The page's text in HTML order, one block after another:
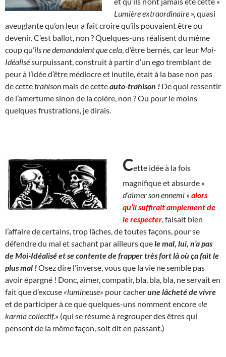
Lumièreextraordinaire », quasi
aveuglante qu’on leur a fait croire qu’ils pouvaient être ou
devenir. C’est ballot, non ? Quelques-uns réalisent du même
coup qu’ils ne demandaient que cela , d’être bernés, car leur Moi-
Idéalisésurpuissant, construit à partir d’un ego tremblant de
peur à l’idée d’être médiocre et inutile, était à la base non pas
de cettetrahison mais de cetteauto-trahison ! De quoi ressentir
de l’amertume sinon de la colère, non ? Ou pour le moins
quelques frustrations, je dirais.
Cette idée à la fois
magnifique et absurde «
d’aimer son ennemi »alors
qu’il suffirait amplement de
le respecter , faisait bien
l’affaire de certains, trop lâches, de toutes façons, pour se
défendre du mal et sachant par ailleurs quele mal, lui, n’a pas
de Moi-Idéalisé et se contente de frapper très fort là où ça fait le
plus mal !Osez dire l’inverse, vous que la vie ne semble pas
avoir épargné ! Donc, aimer, compatir, bla, bla, bla, ne servait en
fait que d’excuse «lumineuse» pour cacherune lâcheté de vivre
et de participer à ce que quelques-uns nomment encore «le
karma collectif.» (qui se résume à regrouper des êtres qui
pensent de la même façon, soit dit en passant.)